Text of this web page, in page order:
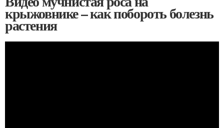
крыжовнике – как побороть болезнь
растения